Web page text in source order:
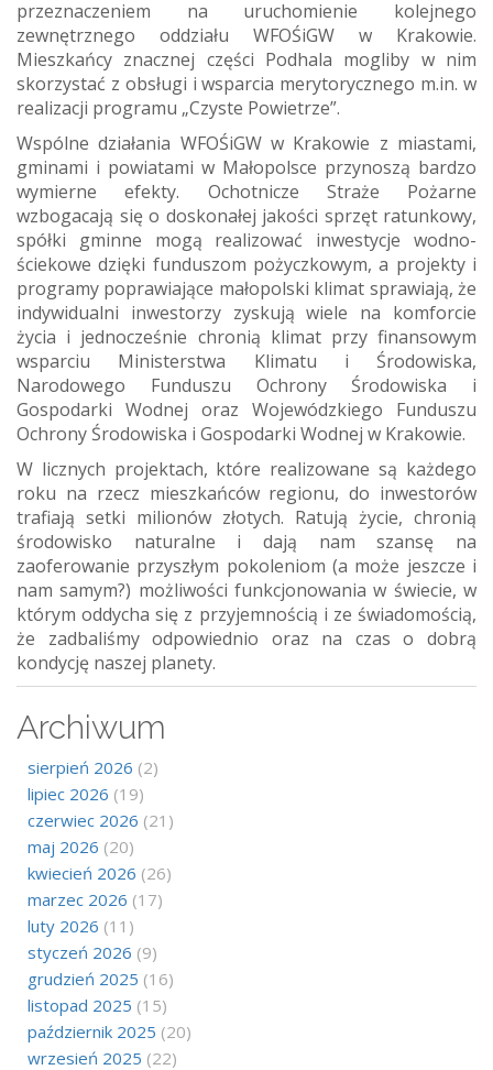
przeznaczeniem na uruchomienie kolejnego
zewnętrznego oddziału WFOŚiGW w Krakowie.
Mieszkańcy znacznej części Podhala mogliby w nim
skorzystać z obsługi i wsparcia merytorycznego m.in. w
realizacji programu „Czyste Powietrze”.
Wspólne działania WFOŚiGW w Krakowie z miastami,
gminami i powiatami w Małopolsce przynoszą bardzo
wymierne efekty. Ochotnicze Straże Pożarne
wzbogacają się o doskonałej jakości sprzęt ratunkowy,
spółki gminne mogą realizować inwestycje wodno-
ściekowe dzięki funduszom pożyczkowym, a projekty i
programy poprawiające małopolski klimat sprawiają, że
indywidualni inwestorzy zyskują wiele na komforcie
życia i jednocześnie chronią klimat przy finansowym
wsparciu Ministerstwa Klimatu i Środowiska,
Narodowego Funduszu Ochrony Środowiska i
Gospodarki Wodnej oraz Wojewódzkiego Funduszu
Ochrony Środowiska i Gospodarki Wodnej w Krakowie.
W licznych projektach, które realizowane są każdego
roku na rzecz mieszkańców regionu, do inwestorów
trafiają setki milionów złotych. Ratują życie, chronią
środowisko naturalne i dają nam szansę na
zaoferowanie przyszłym pokoleniom (a może jeszcze i
nam samym?) możliwości funkcjonowania w świecie, w
którym oddycha się z przyjemnością i ze świadomością,
że zadbaliśmy odpowiednio oraz na czas o dobrą
kondycję naszej planety.
Archiwum
sierpień 2026 (2)
lipiec 2026 (19)
czerwiec 2026 (21)
maj 2026 (20)
kwiecień 2026 (26)
marzec 2026 (17)
luty 2026 (11)
styczeń 2026 (9)
grudzień 2025 (16)
listopad 2025 (15)
październik 2025 (20)
wrzesień 2025 (22)